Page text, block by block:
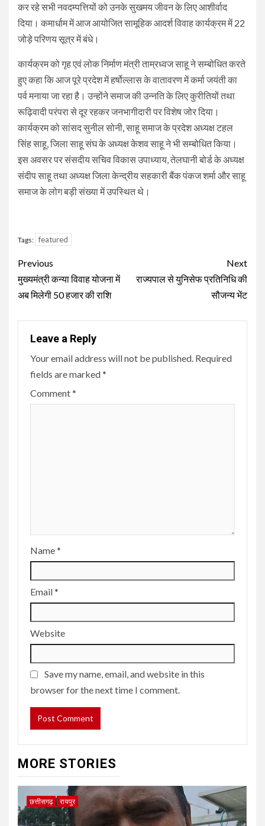
कर रहे सभी नवदम्पत्तियों को उनके सुखमय जीवन के लिए आशीर्वाद
दिया। कमार्धाम में आज आयोजित सामूहिक आदर्श विवाह कार्यक्रम में 22
जोड़े परिणय सूत्र में बंधे।
कार्यक्रम को गृह एवं लोक निर्माण मंत्री ताम्रध्वज साहू ने सम्बोधित करते
हुए कहा कि आज पूरे प्रदेश में हर्षोल्लास के वातावरण में कर्मा जयंती का
पर्व मनाया जा रहा है। उन्होंने समाज की उन्नति के लिए कुरीतियों तथा
रूढ़िवादी परंपरा से दूर रहकर जनभागीदारी पर विशेष जोर दिया।
कार्यक्रम को सांसद सुनील सोनी, साहू समाज के प्रदेश अध्यक्ष टहल
सिंह साहू, जिला साहू संघ के अध्यक्ष केशव साहू ने भी सम्बोधित किया।
इस अवसर पर संसदीय सचिव विकास उपाध्याय, तेलघानी बोर्ड के अध्यक्ष
संदीप साहू तथा अध्यक्ष जिला केन्द्रीय सहकारी बैंक पंकज शर्मा और साहू
समाज के लोग बड़ी संख्या में उपस्थित थे।
Tags: featured
Continue
Reading
Previous
मुख्यमंत्री कन्या विवाह योजना में
अब मिलेगी 50 हजार की राशि
Next
राज्यपाल से युनिसेफ प्रतिनिधि की
सौजन्य भेंट
Leave a Reply
Your email address will not be published. Required
fields are marked*
Comment*
Name*
Email*
Website
Save my name, email, and website in this
browser for the next time I comment.
MORE STORIES
छत्तीसगढ़ रायपुर